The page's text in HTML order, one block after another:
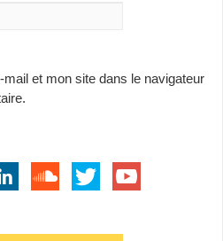
et mon site dans le navigateur